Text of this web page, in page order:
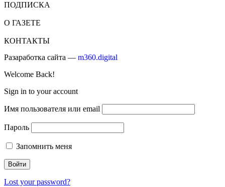
ПОДПИСКА
О ГАЗЕТЕ
КОНТАКТЫ
Разаработка сайта — m360.digital
Welcome Back!
Sign in to your account
Имя пользователя или email
Пароль
Запомнить меня
Lost your password?